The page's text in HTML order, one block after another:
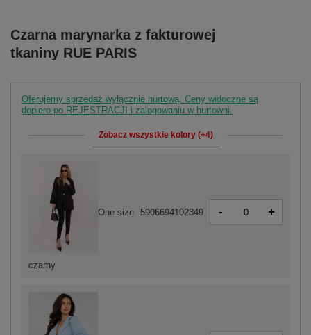
Czarna marynarka z fakturowej
tkaniny RUE PARIS
Oferujemy sprzedaż wyłącznie hurtową. Ceny widoczne są
dopiero po REJESTRACJI i zalogowaniu w hurtowni.
Zobacz wszystkie kolory (+4)
czarny
One size 5906694102349 - +